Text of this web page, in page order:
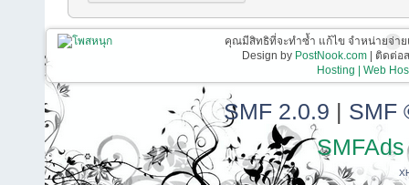
คุณมีสิทธิที่จะทำซ้ำ แก้ไข จำหน่ายจ่า
Design by PostNook.com| ติดต่อส
Hosting | Web
SMF 2.0.9 | SMF
SMFAds